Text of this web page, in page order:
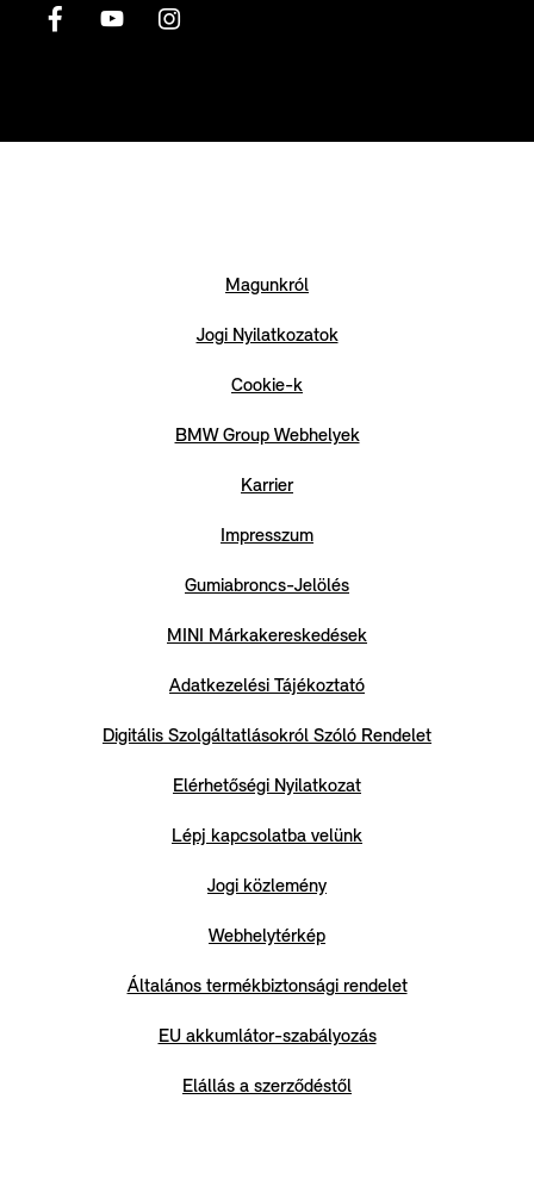
Magunkról
Jogi Nyilatkozatok
Cookie-k
BMW Group Webhelyek
Karrier
Impresszum
Gumiabroncs-Jelölés
MINI Márkakereskedések
Adatkezelési Tájékoztató
Digitális Szolgáltatlásokról Szóló Rendelet
Elérhetőségi Nyilatkozat
Lépj kapcsolatba velünk
Jogi közlemény
Webhelytérkép
Általános termékbiztonsági rendelet
EU akkumlátor-szabályozás
Elállás a szerződéstől